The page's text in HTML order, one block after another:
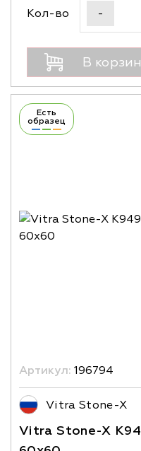
Кол-во -
В
Есть
образец
Артикул: 196794
Vitra Stone-X
Vitra Stone-X